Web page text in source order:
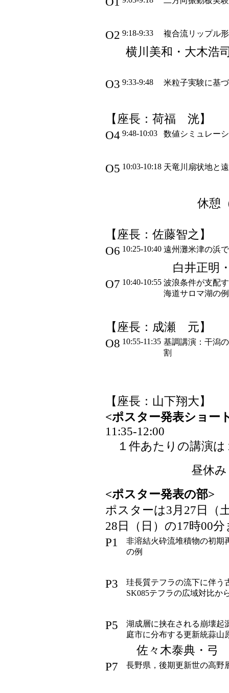
O2 9:18-9:33 複合流リップル
横川美和・大木浩
O3 9:33-9:48 米粒子実験に基
【座長：荷福 洸】
O4 9:48-10:03 数値シミュレー
O5 10:03-10:18 天竜川扇状地と
休憩
【座長：佐藤智之】
O6 10:25-10:40 遠州灘米津の浜
白井正明
O7 10:40-10:55 波浪条件が支配
海道サロマ湖
【座長：成瀬 元】
O8 10:55-11:35 基調講演：干潟
割
【座長：山下翔大】
<ポスター発表ショ
11:35-12:00
１件あたりの講演は
昼休み
<ポスター発表の部>
ポスターは3月27日（
28日（日）の17時00
P1
非溶結火砕流堆積物の初期
の例
P3
珪長質テフラの流下に伴う
SK085テフラの広域対比か
P5
湖成層に挟在される崩壊
庭市に分布する更新統蒜
佐々木泰典・弓
P7
長野県，後期更新世の高野